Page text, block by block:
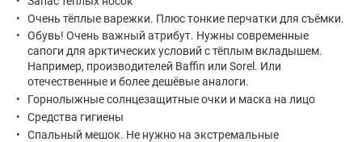
Очень тёплые варежки. Плюс тонкие перчатки для съёмки.
Обувь! Очень важный атрибут. Нужны современные
сапоги для арктических условий с тёплым вкладышем.
Например, производителей Baffin или Sorel. Или
отечественные и более дешёвые аналоги.
Горнолыжные солнцезащитные очки и маска на лицо
Средства гигиены
Спальный мешок. Не нужно на экстремальные